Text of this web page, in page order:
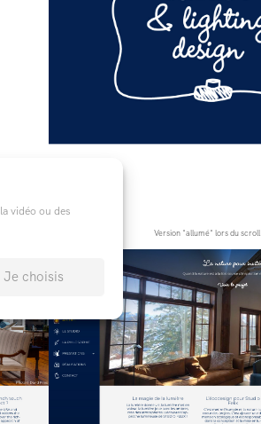
vidéo ou des
Je choisis
Version "allumé" lors du scroll